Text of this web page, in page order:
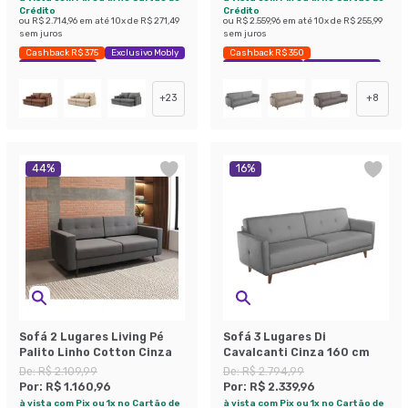
Crédito
ou R$ 2.714,96 em até10x de R$ 271,49
sem juros
Cashback R$ 375
Exclusivo Mobly
Economize 33%
+23
Crédito
ou R$ 2.559,96 em até10x de R$ 255,99
sem juros
Cashback R$ 350
Exclusivo Mobly
Economize 33%
+8
44%
Sofá 2 Lugares Living Pé
Palito Linho Cotton Cinza
De:R$ 2.109,99
Por: R$ 1.160,96
à vista com Pix ou 1x no Cartão de
16%
Sofá 3 Lugares Di
Cavalcanti Cinza 160 cm
De:R$ 2.794,99
Por: R$ 2.339,96
à vista com Pix ou 1x no Cartão de